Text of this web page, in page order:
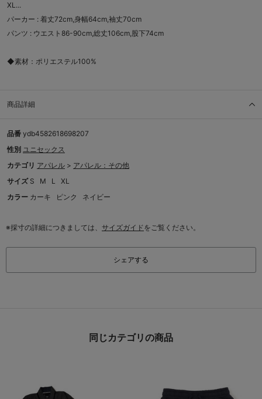
XL...
パーカー : 着丈72cm,身幅64cm,袖丈70cm
パンツ : ウエスト86-90cm,総丈106cm,股下74cm
◆素材：ポリエステル100%
商品詳細
品番 ydb4582618698207
性別 ユニセックス
カテゴリ アパレル > アパレル：その他
サイズ S M L
XL
カラー カーキ ピンク ネイビー
※採寸の詳細につきましては、 サイズガイドをご覧ください。
シェアする
同じカテゴリの商品